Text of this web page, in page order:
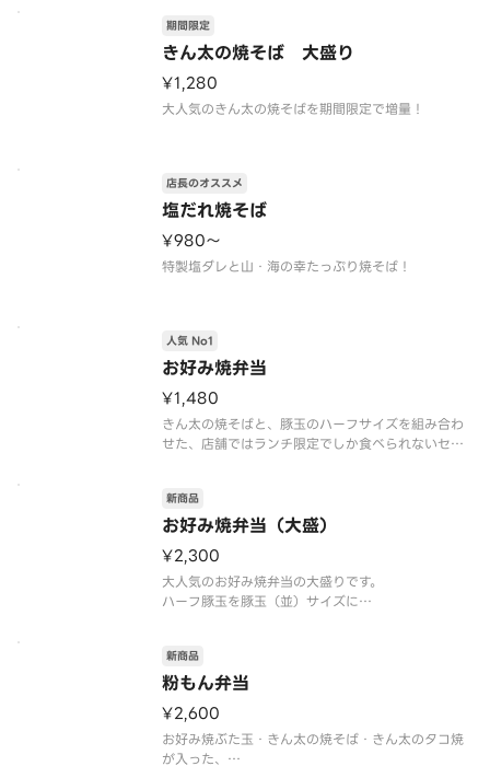
きん太の焼そば 大盛り
期間限定
¥1,280
大人気のきん太の焼そばを期間限定で増量！
塩だれ焼そば
店長のオススメ
¥980〜
特製塩ダレと山・海の幸たっぷり焼そば！
お好み焼弁当
人気 No1
¥1,480
きん太の焼そばと、豚玉のハーフサイズを組み合わ
せた、店舗ではランチ限定でしか食べられないセッ
お好み焼弁当（大盛）
新商品
¥2,300
大人気のお好み焼弁当の大盛りです。
ハーフ豚玉を豚玉（並）サイズに
粉もん弁当
新商品
¥2,600
お好み焼ぶた玉・きん太の焼そば・きん太のタコ焼
が入った、